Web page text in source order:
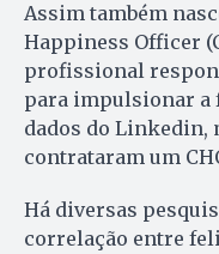
Assim também
Happiness Officer
profissional
para impulsionar a
dados do Linkedin,
contrataram um
Há diversas
correlação entre